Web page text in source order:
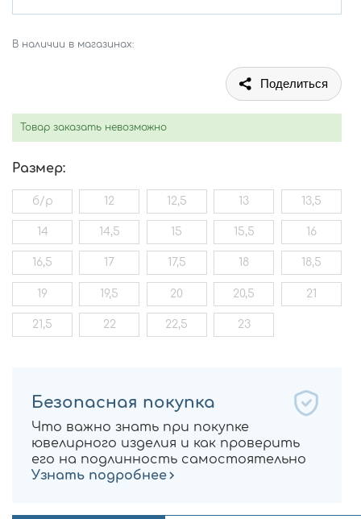
В наличии в магазинах:
Поделиться
Товар заказать невозможно
Размер:
б/р 12 12,5 13 13,5
14 14,5 15 15,5 16
16,5 17 17,5 18 18,5
19 19,5 20 20,5 21
21,5 22 22,5 23
Безопасная покупка
Что важно знать при покупке
ювелирного изделия и как проверить
его на подлинность самостоятельно
Узнать подробнее